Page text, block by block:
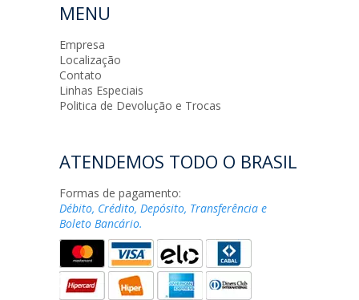
MENU
Empresa
Localização
Contato
Linhas Especiais
Politica de Devolução e Trocas
ATENDEMOS TODO O BRASIL
Formas de pagamento:
Débito, Crédito, Depósito, Transferência e
Boleto Bancário.